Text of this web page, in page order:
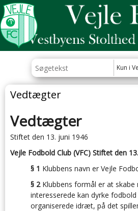
Kun i
Vedtægter
Vedtægter
Stiftet den 13. juni 1946
Vejle Fodbold Club (VFC) Stiftet den
§ 1 Klubbens navn er Vejle
§ 2Klubbens formål er at skabe
interesserede kan dyrke
organiserede idræt, på det